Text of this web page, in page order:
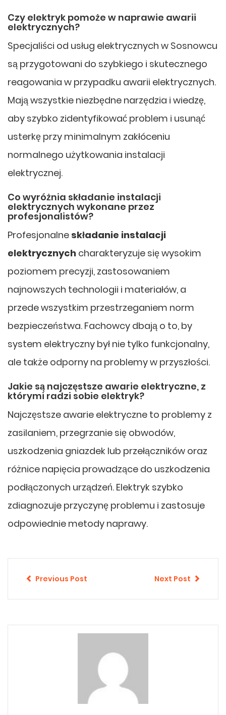
Czy elektryk pomoże w naprawie awarii
elektrycznych?
Specjaliści od usług elektrycznych w Sosnowcu
są przygotowani do szybkiego i skutecznego
reagowania w przypadku awarii elektrycznych.
Mają wszystkie niezbędne narzędzia i wiedzę,
aby szybko zidentyfikować problem i usunąć
usterkę przy minimalnym zakłóceniu
normalnego użytkowania instalacji
elektrycznej.
Co wyróżnia składanie instalacji
elektrycznych wykonane przez
profesjonalistów?
Profesjonalne składanie instalacji
elektrycznych charakteryzuje się wysokim
poziomem precyzji, zastosowaniem
najnowszych technologii i materiałów, a
przede wszystkim przestrzeganiem norm
bezpieczeństwa. Fachowcy dbają o to, by
system elektryczny był nie tylko funkcjonalny,
ale także odporny na problemy w przyszłości.
Jakie są najczęstsze awarie elektryczne, z
którymi radzi sobie elektryk?
Najczęstsze awarie elektryczne to problemy z
zasilaniem, przegrzanie się obwodów,
uszkodzenia gniazdek lub przełączników oraz
różnice napięcia prowadzące do uszkodzenia
podłączonych urządzeń. Elektryk szybko
zdiagnozuje przyczynę problemu i zastosuje
odpowiednie metody naprawy.
Previous Post Next Post